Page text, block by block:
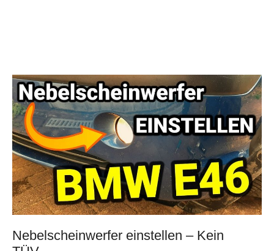
Nebelscheinwerfer einstellen – Kein